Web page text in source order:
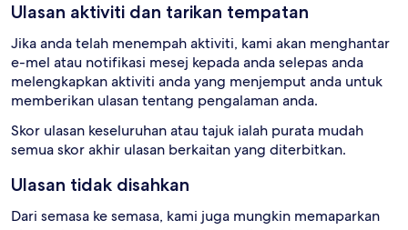
Ulasan aktiviti dan tarikan tempatan
Jika anda telah menempah aktiviti, kami akan menghantar
e-mel atau notifikasi mesej kepada anda selepas anda
melengkapkan aktiviti anda yang menjemput anda untuk
memberikan ulasan tentang pengalaman anda.
Skor ulasan keseluruhan atau tajuk ialah purata mudah
semua skor akhir ulasan berkaitan yang diterbitkan.
Ulasan tidak disahkan
Dari semasa ke semasa, kami juga mungkin memaparkan